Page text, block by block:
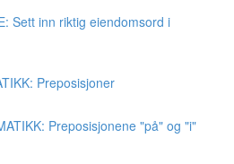
Sett inn riktig eiendomsord i
Preposisjoner
Preposisjonene "på" og "i"